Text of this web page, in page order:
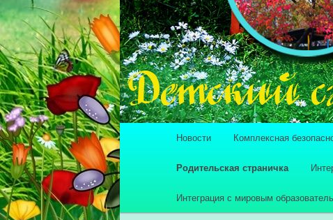
Перейти к основному
Перейти к дополнительному
Новости Комплексная
Родительская страничка
Интеграция с мировым